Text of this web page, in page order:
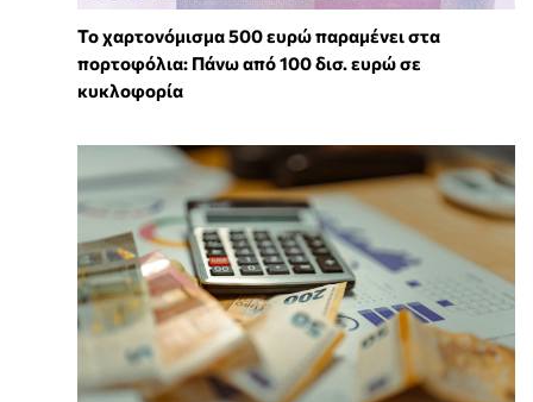
Το χαρτονόμισμα 500 ευρώ παραμένει στα
πορτοφόλια: Πάνω από 100 δισ. ευρώ σε
κυκλοφορία